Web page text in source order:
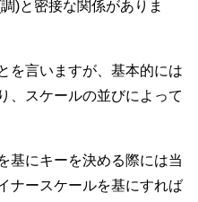
)と密接な関係がありま
を言いますが、基本的には
、スケールの並びによって
基にキーを決める際には当
ナースケールを基にすれば